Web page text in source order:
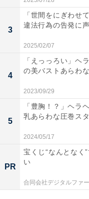
3
「世間をにぎわせ
違法行為の告発に
2025/02/07
4
「えっっろい」ヘ
の美バストあらわ
2023/09/29
5
「豊胸！？」ヘラ
乳あらわな圧巻ス
2024/05/17
PR
宝くじ“なんとなく
い
合同会社デジタルファ